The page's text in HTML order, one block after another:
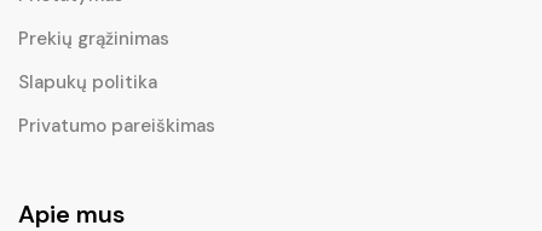
Prekių grąžinimas
Slapukų politika
Privatumo pareiškimas
Apie mus